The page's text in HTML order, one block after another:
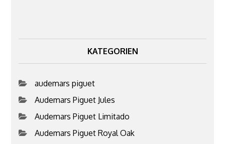
KATEGORIEN
audemars piguet
Audemars Piguet Jules
Audemars Piguet Limitado
Audemars Piguet Royal Oak